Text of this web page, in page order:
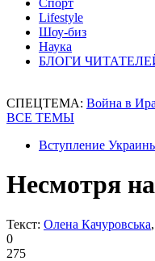
Спорт
Lifestyle
Шоу-биз
Наука
БЛОГИ
СПЕЦТЕМА: Война в
ВСЕ ТЕМЫ
Вступление
Несмотря
Текст: Олена Качуровська
0
275